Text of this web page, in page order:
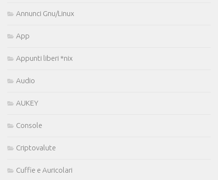
Annunci Gnu/Linux
App
Appunti liberi *nix
Audio
AUKEY
Console
Criptovalute
Cuffie e Auricolari